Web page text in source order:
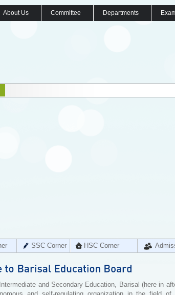
About Us Committee Departments
SSC Corner HSC Corner
and Secondary Education, Barisal (here in